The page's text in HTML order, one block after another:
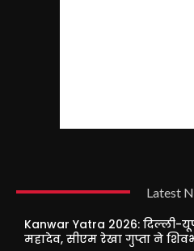
Latest
Kanwar Yatra 2026: दिल्ली-
महादेव, सीएम रेखा गुप्ता ने